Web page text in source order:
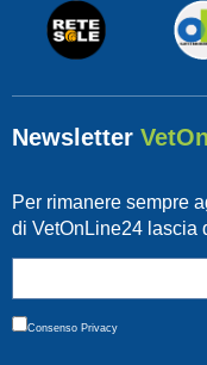
Newsletter
Per rimanere sempre
di VetOnLine24 lascia
Consenso Privacy